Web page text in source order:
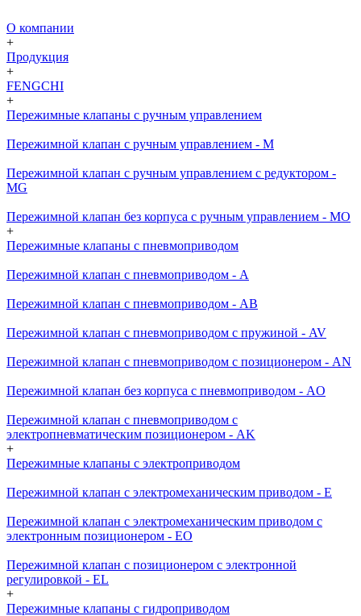
О компании
+
Продукция
+
FENGCHI
+
Пережимные клапаны с ручным управлением
Пережимной клапан с ручным управлением - M
Пережимной клапан с ручным управлением с редуктором -
MG
Пережимной клапан без корпуса с ручным управлением - MO
+
Пережимные клапаны с пневмоприводом
Пережимной клапан с пневмоприводом - A
Пережимной клапан с пневмоприводом - AB
Пережимной клапан с пневмоприводом с пружиной - AV
Пережимной клапан с пневмоприводом с позиционером - AN
Пережимной клапан без корпуса с пневмоприводом - AO
Пережимной клапан с пневмоприводом с
электропневматическим позиционером - AK
+
Пережимные клапаны с электроприводом
Пережимной клапан с электромеханическим приводом - E
Пережимной клапан с электромеханическим приводом с
электронным позиционером - EO
Пережимной клапан с позиционером с электронной
регулировкой - EL
+
Пережимные клапаны с гидроприводом